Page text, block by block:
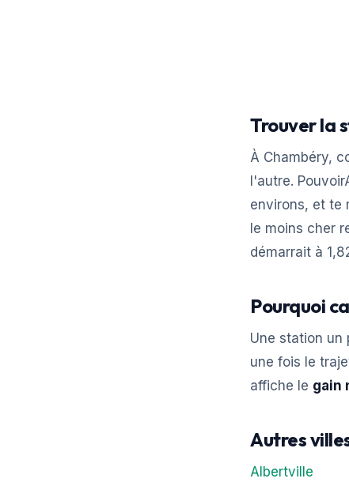
Trouver la
À Chambéry,
l'autre.
environs, et te
le moins cher
démarrait à
Pourquoi
Une station un
une fois le
affiche le gain
Autres
Albertville